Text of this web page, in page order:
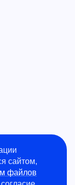
сайтом,
файлов